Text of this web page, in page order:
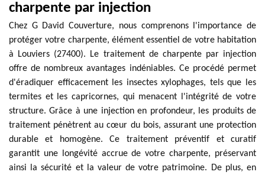
charpente par injection
Chez G David Couverture, nous comprenons l'importance de
protéger votre charpente, élément essentiel de votre habitation
à Louviers (27400). Le traitement de charpente par injection
offre de nombreux avantages indéniables. Ce procédé permet
d'éradiquer efficacement les insectes xylophages, tels que les
termites et les capricornes, qui menacent l'intégrité de votre
structure. Grâce à une injection en profondeur, les produits de
traitement pénètrent au cœur du bois, assurant une protection
durable et homogène. Ce traitement préventif et curatif
garantit une longévité accrue de votre charpente, préservant
ainsi la sécurité et la valeur de votre patrimoine. De plus, en